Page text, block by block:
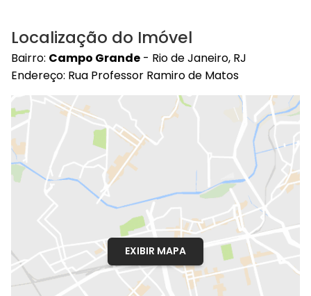
Localização do Imóvel
Bairro: Campo Grande - Rio de Janeiro, RJ
Endereço: Rua Professor Ramiro de Matos
EXIBIR MAPA